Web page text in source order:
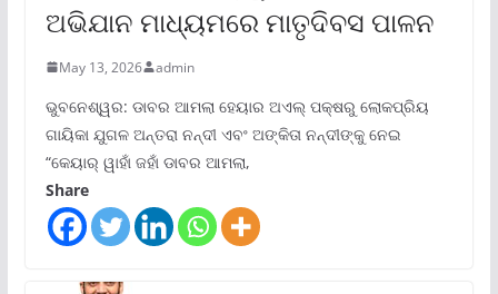
ଅଭିଯାନ ମାଧ୍ୟମରେ ମାତୃଦିବସ ପାଳନ
May 13, 2026 admin
ଭୁବନେଶ୍ୱର: ଡାବର ଆମଲା ହେୟାର ଅଏଲ୍ ପକ୍ଷରୁ ଲୋକପ୍ରିୟ
ଗାୟିକା ଯୁଗଳ ଅନ୍ତରା ନନ୍ଦୀ ଏବଂ ଅଙ୍କିତା ନନ୍ଦୀଙ୍କୁ ନେଇ
“କେୟାର୍ ୱାହାଁ ଜହାଁ ଡାବର ଆମଲା,
Share